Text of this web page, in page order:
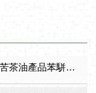
標 前已要求預防性下架